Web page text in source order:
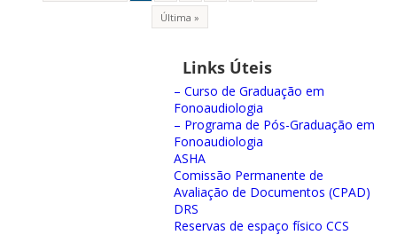
Última »
Links Úteis
– Curso de Graduação em
Fonoaudiologia
– Programa de Pós-Graduação em
Fonoaudiologia
ASHA
Comissão Permanente de
Avaliação de Documentos (CPAD)
DRS
Reservas de espaço físico CCS